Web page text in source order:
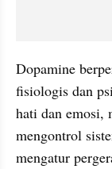
Dopamine
fisiologis dan
hati dan emosi,
mengontrol
mengatur